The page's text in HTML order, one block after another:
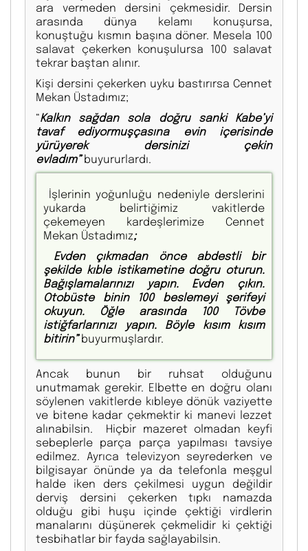
ara vermeden dersini çekmesidir. Dersin
arasında dünya kelamı konuşursa,
konuştuğu kısmın başına döner. Mesela 100
salavat çekerken konuşulursa 100 salavat
tekrar baştan alınır.
Kişi dersini çekerken uyku bastırırsa Cennet
Mekan Üstadımız;
“Kalkın sağdan sola doğru sanki Kabe’yi
tavaf ediyormuşçasına evin içerisinde
yürüyerek dersinizi çekin
evladım”buyururlardı.
İşlerinin yoğunluğu nedeniyle derslerini
yukarda belirtiğimiz vakitlerde
çekemeyen kardeşlerimize Cennet
Mekan Üstadımız;
Evden çıkmadan önce abdestli bir
şekilde kıble istikametine doğru oturun.
Bağışlamalarınızı yapın. Evden çıkın.
Otobüste binin 100 beslemeyi şerifeyi
okuyun. Öğle arasında 100 Tövbe
istiğfarlarınızı yapın. Böyle kısım kısım
bitirin”buyurmuşlardır.
Ancak bunun bir ruhsat olduğunu
unutmamak gerekir. Elbette en doğru olanı
söylenen vakitlerde kıbleye dönük vaziyette
ve bitene kadar çekmektir ki manevi lezzet
alınabilsin. Hiçbir mazeret olmadan keyfi
sebeplerle parça parça yapılması tavsiye
edilmez. Ayrıca televizyon seyrederken ve
bilgisayar önünde ya da telefonla meşgul
halde iken ders çekilmesi uygun değildir
derviş dersini çekerken tıpkı namazda
olduğu gibi huşu içinde çektiği virdlerin
manalarını düşünerek çekmelidir ki çektiği
tesbihatlar bir fayda sağlayabilsin.